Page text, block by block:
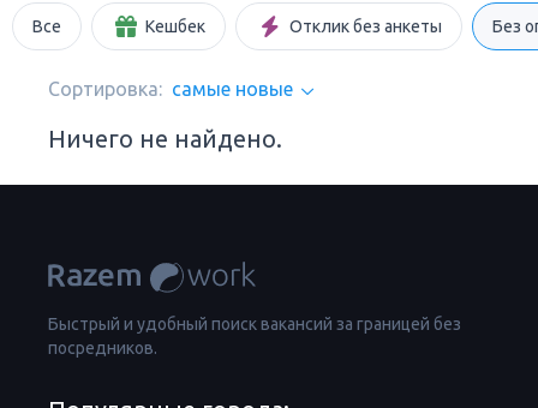
Все Кешбек Отклик без анкеты Без
Сортировка: самые новые
Ничего не найдено.
Быстрый и удобный поиск вакансий за границей без
посредников.